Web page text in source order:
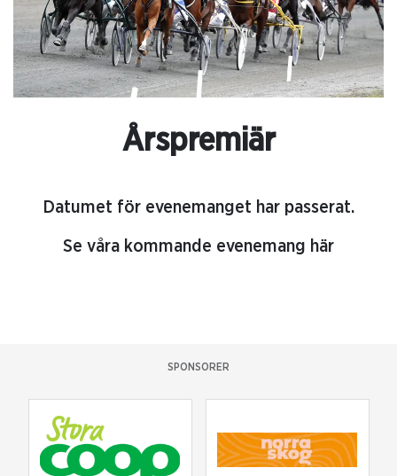
Årspremiär
Datumet för evenemanget har passerat.
Se våra kommande evenemang här
SPONSORER